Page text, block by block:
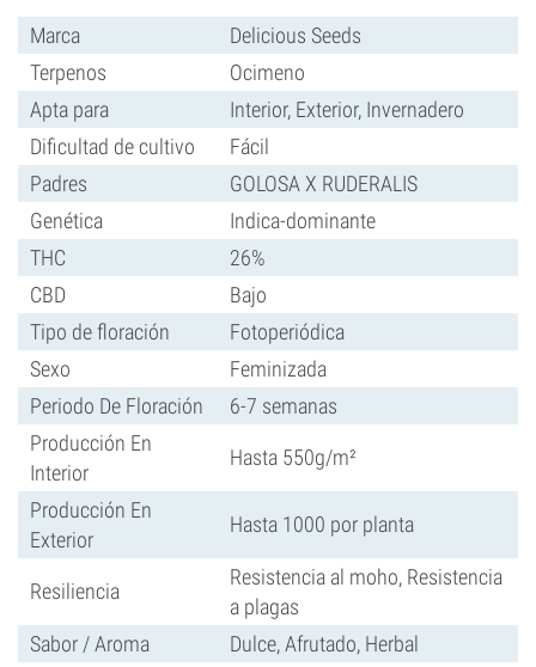
Marca
Delicious Seeds
Terpenos
Ocimeno
Apta para
Interior, Exterior, Invernadero
Dificultad de cultivo
Fácil
Padres
GOLOSA X RUDERALIS
Genética
Indica-dominante
THC
26%
CBD
Bajo
Tipo de floración
Fotoperiódica
Sexo
Feminizada
Periodo De Floración
6-7 semanas
Producción En
Interior
Hasta 550g/m²
Producción En
Exterior
Hasta 1000 por planta
Resiliencia
Resistencia al moho, Resistencia
a plagas
Sabor / Aroma
Dulce, Afrutado, Herbal